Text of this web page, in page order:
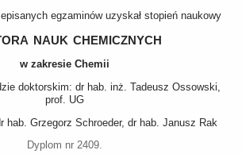
egzaminów uzyskał stopień naukowy
nauk chemicznych
w zakresie Chemii
doktorskim: dr hab. inż. Tadeusz Ossowski,
prof. UG
hab. Grzegorz Schroeder, dr hab. Janusz Rak
Dyplom nr 2409.